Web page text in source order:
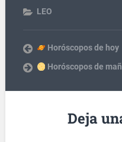
LEO
Horóscopos de hoy
Horóscopos de
Deja